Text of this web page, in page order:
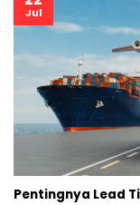
Pentingnya Lead
Jul